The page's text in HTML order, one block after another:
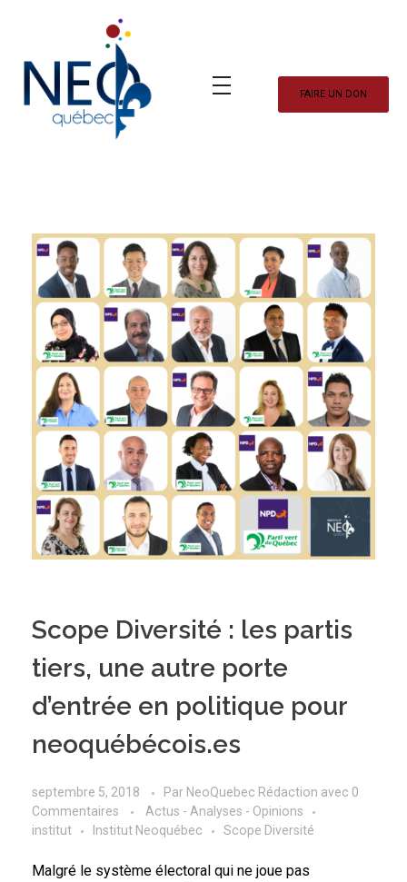
FAIRE UN DON
Scope Diversité : les partis
tiers, une autre porte
d’entrée en politique pour
neoquébécois.es
septembre 5, 2018 Par NeoQuebec Rédaction avec 0
Commentaires
Actus - Analyses - Opinions
institut
Institut Neoquébec Scope Diversité
Malgré le système électoral qui ne joue pas